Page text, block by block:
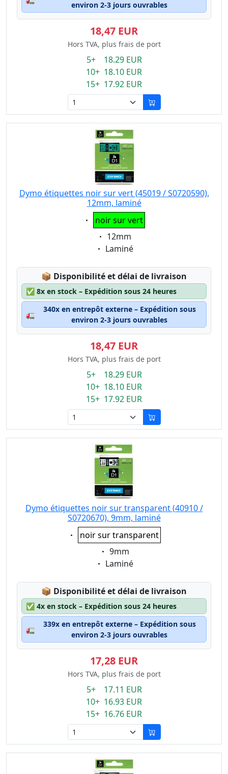
environ 2-3 jours ouvrables
18,47 EUR
Hors TVA, plus frais de port
5+ 18.29 EUR
10+ 18.10 EUR
15+ 17.92 EUR
Dymo étiquettes noir sur vert (45019 / S0720590),
12mm, laminé
Eigenschaft:
noir sur vert
Eigenschaft:
12mm
Eigenschaft:
Laminé
📦 Lagerstatus:
Disponibilité et délai de livraison
✅ 8x en stock – Expédition sous 24 heures
🚛
340x en entrepôt externe – Expédition sous
environ 2-3 jours ouvrables
18,47 EUR
Hors TVA, plus frais de port
5+ 18.29 EUR
10+ 18.10 EUR
15+ 17.92 EUR
Dymo étiquettes noir sur transparent (40910 /
S0720670), 9mm, laminé
Eigenschaft:
noir sur transparent
Eigenschaft:
9mm
Eigenschaft:
Laminé
📦 Lagerstatus:
Disponibilité et délai de livraison
✅ 4x en stock – Expédition sous 24 heures
🚛
339x en entrepôt externe – Expédition sous
environ 2-3 jours ouvrables
17,28 EUR
Hors TVA, plus frais de port
5+ 17.11 EUR
10+ 16.93 EUR
15+ 16.76 EUR